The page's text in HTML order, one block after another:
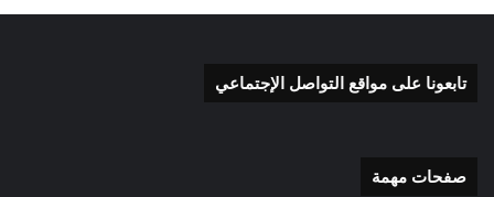
تابعونا على مواقع التواصل الإجتماعي
صفحات مهمة